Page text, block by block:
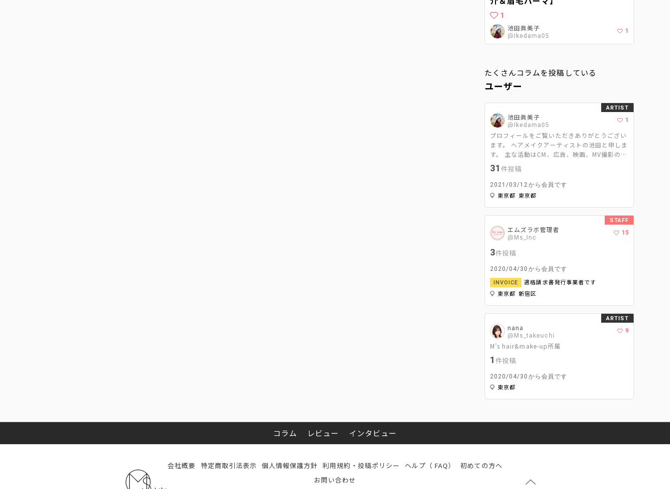
1
池田眞美子
@Ikedama05
1
たくさんコラムを投稿している
ユーザー
池田眞美子
@Ikedama05
1
プロフィールをご覧いただきありがとうござい
ます。 ヘアメイクアーティストの池田と申しま
す。 主な活動はCM、広告、映画、MV撮影のヘ
アメイクと美容ライターです。 ヘアメイクは
｢スパイスである2%をどれだけ引き立たせて周
りを調和するか｣ 美容ライターは｢ヘアメイク
ならではの視点で＋‪αの情報を発信するか‬｣ を
31件投稿
2021/03/12から会員です
東京都 東京都
ARTIST
エムズラボ管理者
@Ms_Inc
15
3件投稿
2020/04/30から会員です
INVOICE
適格請求書発行事業者です
東京都 新宿区
STAFF
nana
@Ms_takeuchi
9
M’s hair&make-up所属
1件投稿
2020/04/30から会員です
東京都
ARTIST
コラム レビュー インタビュー
会社概要 特定商取引法表示 個人情報保護方針 利用規約・投稿ポリシー ヘルプ（ FAQ）
初めての方へ
お問い合わせ